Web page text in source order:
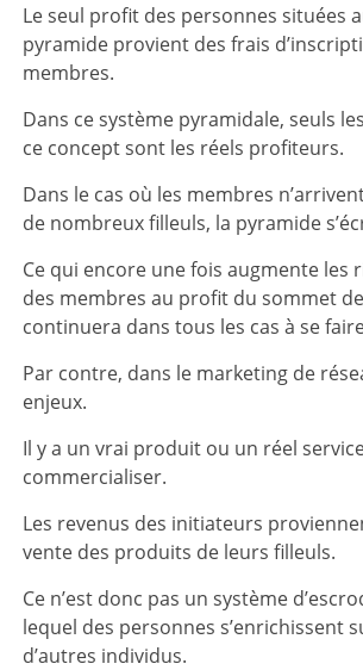
Le seul profit des personnes situées
pyramide provient des frais
membres.
Dans ce système pyramidale, seuls
ce concept sont les réels profiteurs.
Dans le cas où les membres
de nombreux filleuls, la pyramide
Ce qui encore une fois augmente les
des membres au profit du sommet
continuera dans tous les cas à se
Par contre, dans le marketing de
enjeux.
Il y a un vrai produit ou un réel
commercialiser.
Les revenus des initiateurs
vente des produits de leurs filleuls.
Ce n’est donc pas un système
lequel des personnes s’enrichissent
d’autres individus.